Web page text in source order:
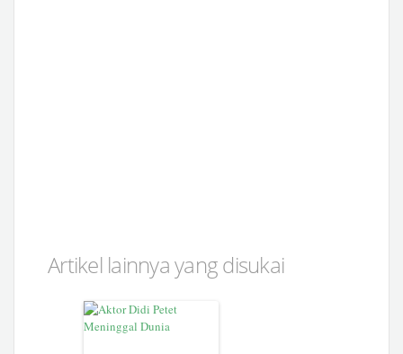
Artikel lainnya yang disukai